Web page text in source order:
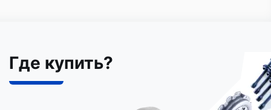
Где купить?